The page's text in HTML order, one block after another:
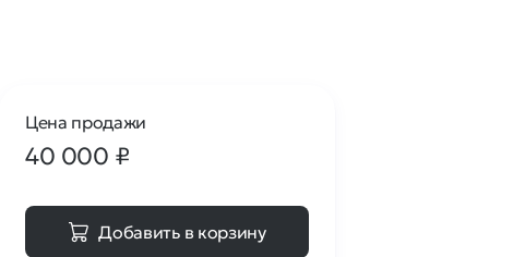
Цена продажи
40 000 ₽
Добавить в корзину